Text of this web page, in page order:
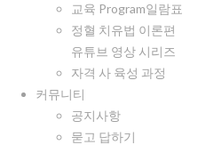
교육 Program일람표
정혈 치유법 이론편
유튜브 영상 시리즈
자격 사 육성 과정
커뮤니티
공지사항
묻고 답하기